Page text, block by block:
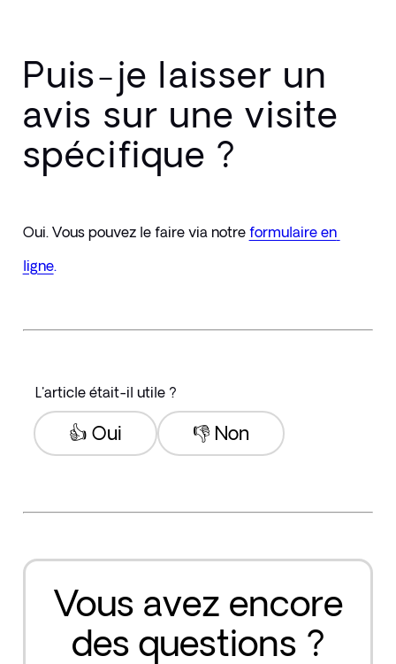
Puis-je laisser un
avis sur une visite
spécifique ?
Oui. Vous pouvez le faire via notre formulaire en
ligne.
L'article était-il utile ?
👎 Non
👍 Oui
Vous avez encore
des questions ?